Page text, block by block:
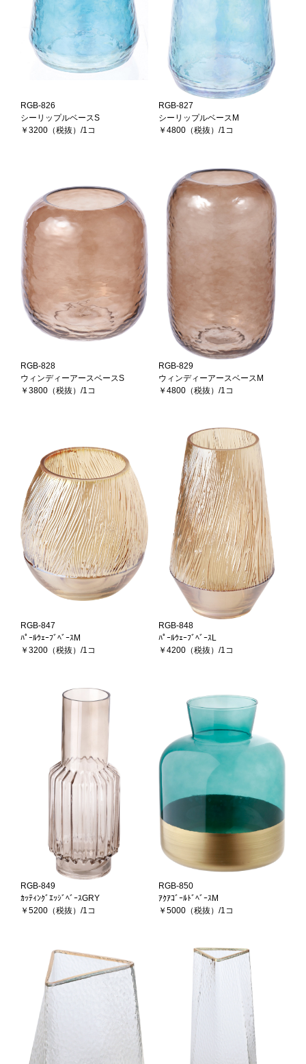
RGB-826
シーリップルベースS
￥3200（税抜）/1コ
RGB-827
シーリップルベースM
￥4800（税抜）/1コ
RGB-828
ウィンディーアースベースS
￥3800（税抜）/1コ
RGB-829
ウィンディーアースベースM
￥4800（税抜）/1コ
RGB-847
ﾊﾟｰﾙｳｪｰﾌﾞﾍﾞｰｽM
￥3200（税抜）/1コ
RGB-848
ﾊﾟｰﾙｳｪｰﾌﾞﾍﾞｰｽL
￥4200（税抜）/1コ
RGB-849
ｶｯﾃｨﾝｸﾞｴｯｼﾞﾍﾞｰｽGRY
￥5200（税抜）/1コ
RGB-850
ｱｸｱｺﾞｰﾙﾄﾞﾍﾞｰｽM
￥5000（税抜）/1コ